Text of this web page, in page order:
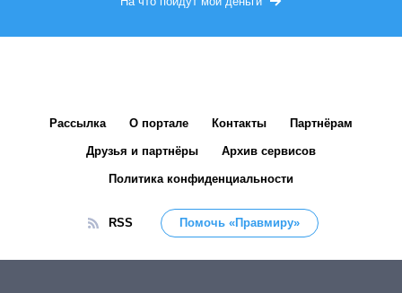
Рассылка О портале Контакты Партнёрам
Друзья и партнёры Архив сервисов
Политика конфиденциальности
RSS Помочь «Правмиру»